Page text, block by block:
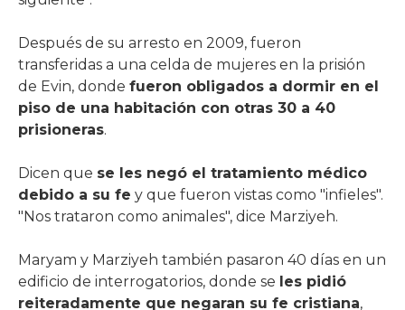
Después de su arresto en 2009, fueron
transferidas a una celda de mujeres en la prisión
de Evin, donde fueron obligados a dormir en el
piso de una habitación con otras 30 a 40
prisioneras.
Dicen que se les negó el tratamiento médico
debido a su fe y que fueron vistas como "infieles".
"Nos trataron como animales", dice Marziyeh.
Maryam y Marziyeh también pasaron 40 días en un
edificio de interrogatorios, donde se les pidió
reiteradamente que negaran su fe cristiana,